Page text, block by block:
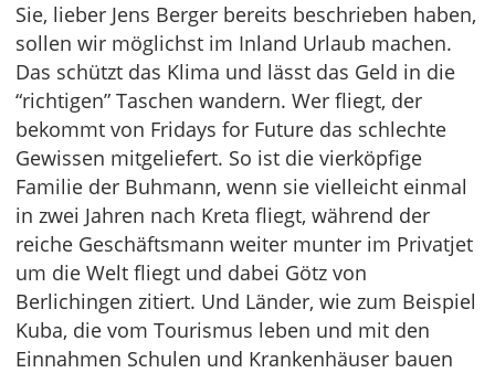
Sie, lieber Jens Berger bereits beschrieben haben,
sollen wir möglichst im Inland Urlaub machen.
Das schützt das Klima und lässt das Geld in die
“richtigen” Taschen wandern. Wer fliegt, der
bekommt von Fridays for Future das schlechte
Gewissen mitgeliefert. So ist die vierköpfige
Familie der Buhmann, wenn sie vielleicht einmal
in zwei Jahren nach Kreta fliegt, während der
reiche Geschäftsmann weiter munter im Privatjet
um die Welt fliegt und dabei Götz von
Berlichingen zitiert. Und Länder, wie zum Beispiel
Kuba, die vom Tourismus leben und mit den
Einnahmen Schulen und Krankenhäuser bauen